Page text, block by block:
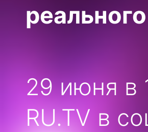
29 июня в
RU.TV в